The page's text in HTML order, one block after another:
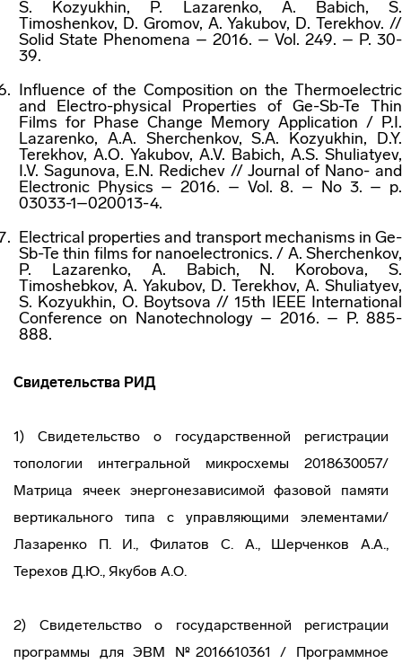
S. Kozyukhin, P. Lazarenko, A. Babich, S.
Timoshenkov, D. Gromov, A. Yakubov, D. Terekhov. //
Solid State Phenomena – 2016. – Vol. 249. – P. 30-
39.
Influence of the Composition on the Thermoelectric
and Electro-physical Properties of Ge-Sb-Te Thin
Films for Phase Change Memory Application / P.I.
Lazarenko, A.A. Sherchenkov, S.A. Kozyukhin, D.Y.
Terekhov, A.O. Yakubov, A.V. Babich, A.S. Shuliatyev,
I.V. Sagunova, E.N. Redichev // Journal of Nano- and
Electronic Physics – 2016. – Vol. 8. – No 3. – p.
03033-1–020013-4.
Electrical properties and transport mechanisms in Ge-
Sb-Te thin films for nanoelectronics. / A. Sherchenkov,
P. Lazarenko, A. Babich, N. Korobova, S.
Timoshebkov, A. Yakubov, D. Terekhov, A. Shuliatyev,
S. Kozyukhin, O. Boytsova // 15th IEEE International
Conference on Nanotechnology – 2016. – P. 885-
888.
Свидетельства РИД
1) Свидетельство о государственной регистрации
топологии интегральной микросхемы 2018630057/
Матрица ячеек энергонезависимой фазовой памяти
вертикального типа с управляющими элементами/
Лазаренко П. И., Филатов С. А., Шерченков А.А.,
Терехов Д.Ю., Якубов А.О.
2) Свидетельство о государственной регистрации
программы для ЭВМ №2016610361 / Программное